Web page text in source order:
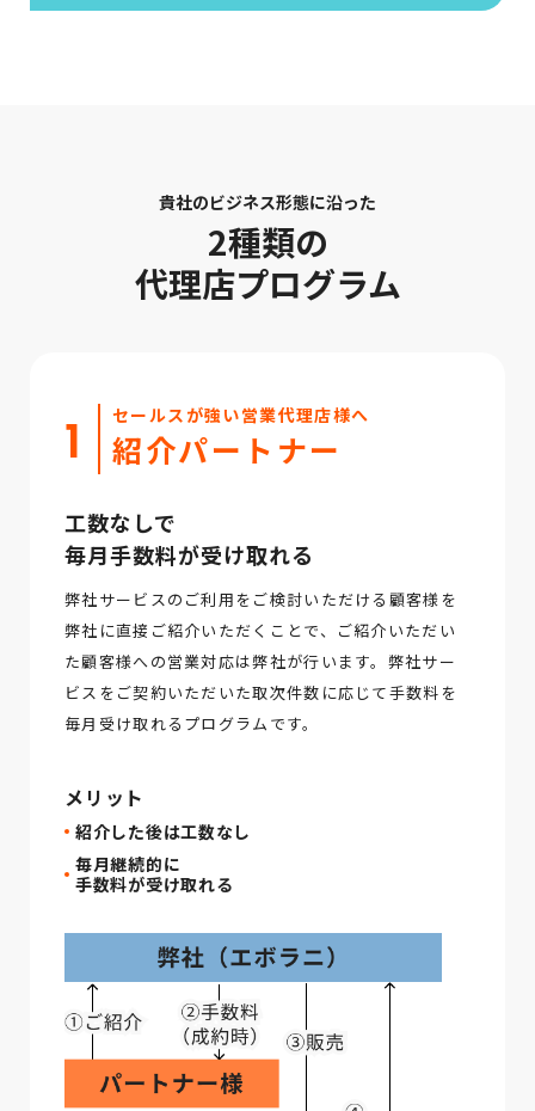
貴社のビジネス形態に沿った
2種類の
代理店プログラム
1 セールスが強い営業代理店様へ
紹介パートナー
工数なしで
毎月手数料が受け取れる
弊社サービスのご利用をご検討いただける顧客様を
弊社に直接ご紹介いただくことで、ご紹介いただい
た顧客様への営業対応は弊社が行います。弊社サー
ビスをご契約いただいた取次件数に応じて手数料を
毎月受け取れるプログラムです。
メリット
紹介した後は工数なし
毎月継続的に
手数料が受け取れる